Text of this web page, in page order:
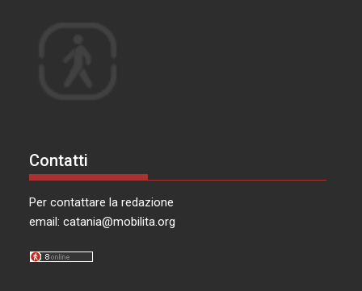
Contatti
Per contattare la redazione
email:catania@mobilita.org